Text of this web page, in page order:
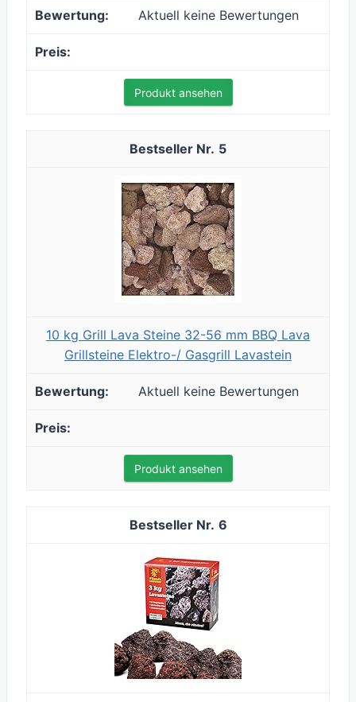
Aktuell keine Bewertungen
Produkt ansehen
5
10 kg Grill Lava Steine 32-56 mm BBQ Lava
Grillsteine Elektro-/ Gasgrill Lavastein
Aktuell keine Bewertungen
Produkt ansehen
6